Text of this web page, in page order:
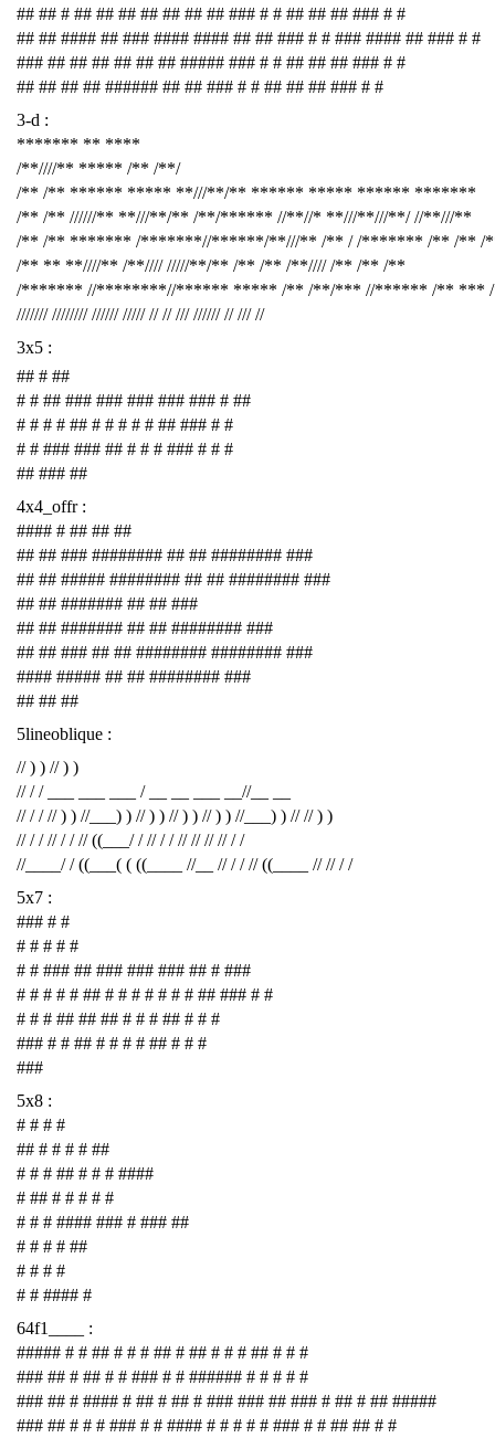
## ## # ## ## ## ## ## ## ## ### # # ## ## ## ### # #
## ## #### ## ### #### #### ## ## ### # # ### #### ## ### # #
### ## ## ## ## ## ## ##### ### # # ## ## ## ### # #
## ## ## ## ###### ## ## ### # # ## ## ## ### # #
3-d :
******* ** ****
/**////** ***** /** /**/
/** /** ****** ***** **///**/** ****** ***** ****** *******
/** /** //////** **///**/** /**/****** //**//* **///**///**/ //**///**
/** /** ******* /*******//******/**///** /** / /******* /** /** /
/** ** **////** /**//// /////**/** /** /** /**//// /** /** /**
/******* //********//****** ***** /** /**/*** //****** /** ***
/////// //////// ////// ///// // // /// ////// // /// //
3x5 :
## # ##
# # ## ### ### ### ### ### # ##
# # # # ## # # # # # ## ### # #
# # ### ### ## # # # ### # # #
## ### ##
4x4_offr :
#### # ## ## ##
## ## ### ######## ## ## ######## ###
## ## ##### ######## ## ## ######## ###
## ## ####### ## ## ###
## ## ####### ## ## ######## ###
## ## ### ## ## ######## ######## ###
#### ##### ## ## ######## ###
## ## ##
5lineoblique :
// ) ) // ) )
// / / ___ ___ ___ / __ __ ___ __//__ __
// / / // ) ) //___) ) // ) ) // ) ) // ) ) //___) ) // // ) )
// / / // / / // ((___/ / // / / // // // // / /
//____/ / ((___( ( ((____ //__ // / / // ((____ // // / /
5x7 :
### # #
# # # # #
# # ### ## ### ### ### ## # ###
# # # # # ## # # # # # # # ## ### # #
# # # ## ## ## # # # ## # # #
### # # ## # # # # ## # # #
###
5x8 :
# # # #
## # # # # ##
# # # ## # # # ####
# ## # # # # #
# # # #### ### # ### ##
# # # # ##
# # # #
# # #### #
64f1____ :
##### # # ## # # # ## # ## # # # ## # # #
### ## # ## # # ### # # ###### # # # # #
### ## # #### # ## # ## # ### ### ## ### # ## # ## #####
### ## # # # ### # # #### # # # # # ### # # ## ## # #